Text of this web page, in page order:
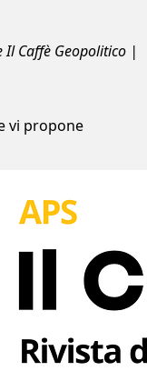
Il Caffè Geopolitico |
vi propone